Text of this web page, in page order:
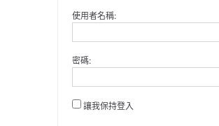
使用者名稱:
密碼:
讓我保持登入